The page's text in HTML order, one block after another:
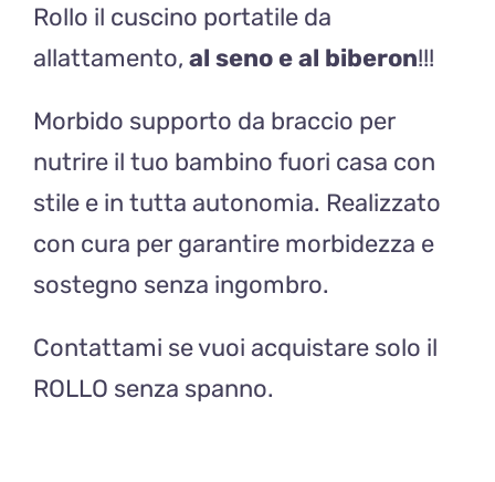
savana
base
quantità
Rollo il cuscino portatile da
allattamento, al seno e al biberon!!!
Morbido supporto da braccio per
nutrire il tuo bambino fuori casa con
stile e in tutta autonomia. Realizzato
con cura per garantire morbidezza e
sostegno senza ingombro.
Contattami se vuoi acquistare solo il
ROLLO senza spanno.